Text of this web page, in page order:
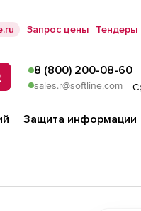
Запрос цены Тендеры
8 (800) 200-08-60
sales.r@softline.com
Защита информации